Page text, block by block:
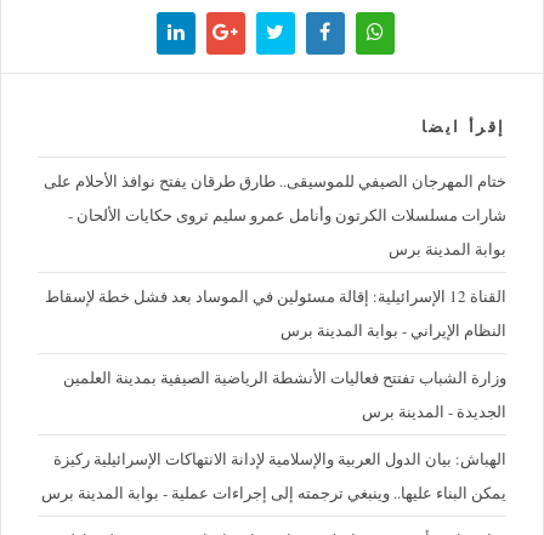
إقرأ ايضا
ختام المهرجان الصيفي للموسيقى.. طارق طرقان يفتح نوافذ الأحلام على
شارات مسلسلات الكرتون وأنامل عمرو سليم تروى حكايات الألحان -
بوابة المدينة برس
القناة 12 الإسرائيلية: إقالة مسئولين في الموساد بعد فشل خطة لإسقاط
النظام الإيراني - بوابة المدينة برس
وزارة الشباب تفتتح فعاليات الأنشطة الرياضية الصيفية بمدينة العلمين
الجديدة - المدينة برس
الهباش: بيان الدول العربية والإسلامية لإدانة الانتهاكات الإسرائيلية ركيزة
يمكن البناء عليها.. وينبغي ترجمته إلى إجراءات عملية - بوابة المدينة برس